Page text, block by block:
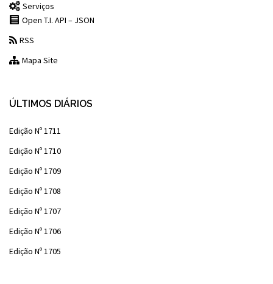
Serviços
Open T.I. API – JSON
RSS
Mapa Site
ÚLTIMOS DIÁRIOS
Edição Nº 1711
Edição Nº 1710
Edição Nº 1709
Edição Nº 1708
Edição Nº 1707
Edição Nº 1706
Edição Nº 1705